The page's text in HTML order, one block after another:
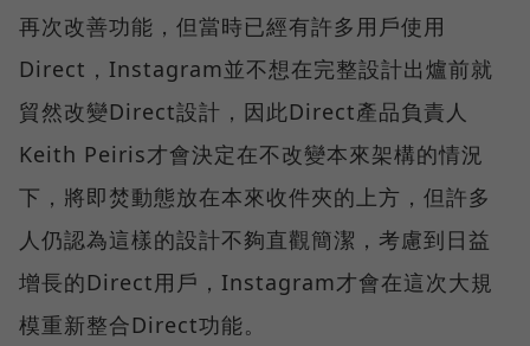
再次改善功能，但當時已經有許多用戶使用
Direct，Instagram並不想在完整設計出爐前就
貿然改變Direct設計，因此Direct產品負責人
Keith Peiris才會決定在不改變本來架構的情況
下，將即焚動態放在本來收件夾的上方，但許多
人仍認為這樣的設計不夠直觀簡潔，考慮到日益
增長的Direct用戶，Instagram才會在這次大規
模重新整合Direct功能。